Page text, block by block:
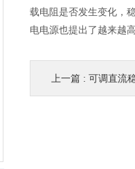
载电阻是否发生变化，
电电源也提出了越来越
上一篇 : 可调直流